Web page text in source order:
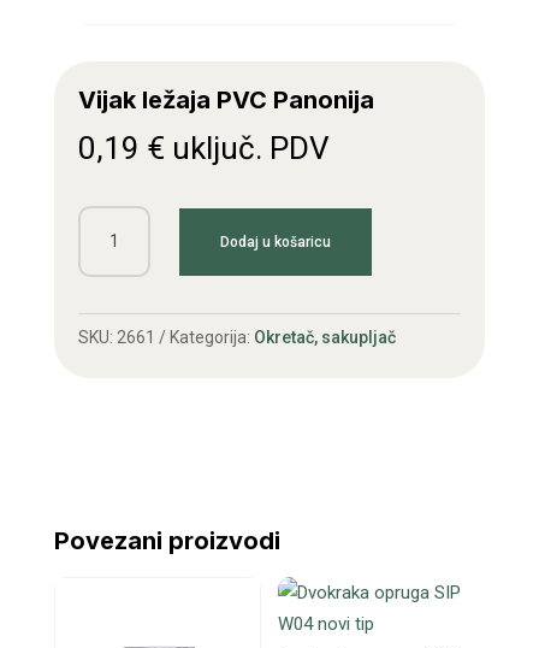
Vijak ležaja PVC Panonija
0,19 € uključ. PDV
Vijak
ležaja
Panonija
Dodaj u košaricu
SKU: 2661 Kategorija: Okretač, sakupljač
Povezani proizvodi